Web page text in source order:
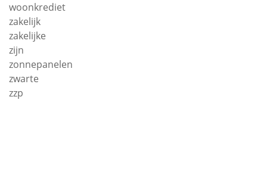
woonkrediet
zakelijk
zakelijke
zijn
zonnepanelen
zwarte
zzp